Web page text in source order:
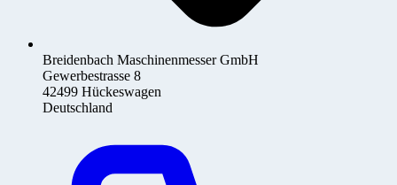
Breidenbach Maschinenmesser GmbH
Gewerbestrasse 8
42499 Hückeswagen
Deutschland